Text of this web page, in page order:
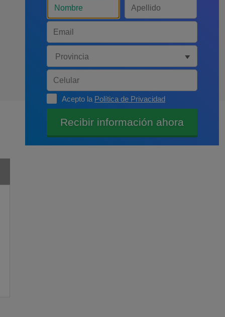
Acepto la Política de Privacidad